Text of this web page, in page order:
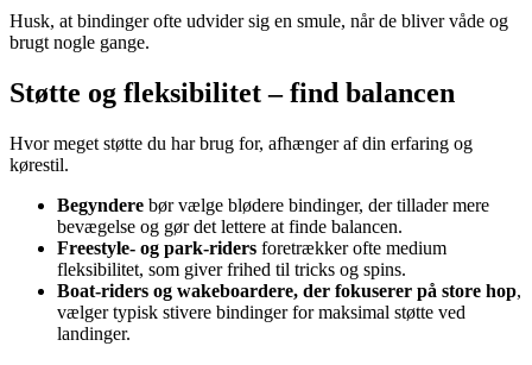
Husk, at bindinger ofte udvider sig en smule, når de bliver våde og
brugt nogle gange.
Støtte og fleksibilitet – find balancen
Hvor meget støtte du har brug for, afhænger af din erfaring og
kørestil.
Begyndere bør vælge blødere bindinger, der tillader mere
bevægelse og gør det lettere at finde balancen.
Freestyle- og park-riders foretrækker ofte medium
fleksibilitet, som giver frihed til tricks og spins.
Boat-riders og wakeboardere, der fokuserer på store hop,
vælger typisk stivere bindinger for maksimal støtte ved
landinger.